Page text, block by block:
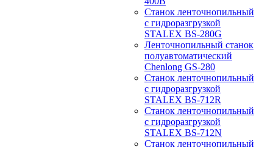
Станок ленточнопильный
с гидроразгрузкой
STALEX BS-280G
Ленточнопильный станок
полуавтоматический
Chenlong GS-280
Станок ленточнопильный
с гидроразгрузкой
STALEX BS-712R
Станок ленточнопильный
с гидроразгрузкой
STALEX BS-712N
Станок ленточнопильный